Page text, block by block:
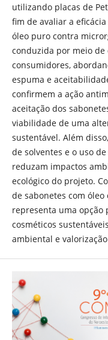
utilizando placas de
fim de avaliar a
óleo puro contra
conduzida por meio
consumidores,
espuma e
confirmem a ação
aceitação dos
viabilidade de uma
sustentável. Além
de solventes e o uso
reduzam impactos
ecológico do projeto.
de sabonetes com
representa uma opção
cosméticos
ambiental e